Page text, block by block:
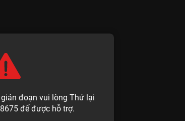
đoạn vui lòng Thử lại
để được hỗ trợ.